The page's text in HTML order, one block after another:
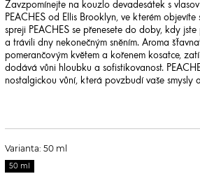
Zavzpomínejte na kouzlo devadesátek s
PEACHES od Ellis Brooklyn, ve kterém
spreji PEACHES se přenesete do doby, kdy
a trávili dny nekonečným sněním. Aroma
pomerančovým květem a kořenem kosatce,
dodává vůni hloubku a sofistikovanost.
nostalgickou vůní, která povzbudí vaše smysly
Varianta: 50 ml
50 ml